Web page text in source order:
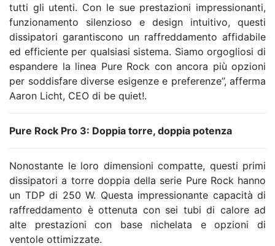
tutti gli utenti. Con le sue prestazioni impressionanti,
funzionamento silenzioso e design intuitivo, questi
dissipatori garantiscono un raffreddamento affidabile
ed efficiente per qualsiasi sistema. Siamo orgogliosi di
espandere la linea Pure Rock con ancora più opzioni
per soddisfare diverse esigenze e preferenze”, afferma
Aaron Licht, CEO di be quiet!.
Pure Rock Pro 3: Doppia torre, doppia potenza
Nonostante le loro dimensioni compatte, questi primi
dissipatori a torre doppia della serie Pure Rock hanno
un TDP di 250 W. Questa impressionante capacità di
raffreddamento è ottenuta con sei tubi di calore ad
alte prestazioni con base nichelata e opzioni di
ventole ottimizzate.